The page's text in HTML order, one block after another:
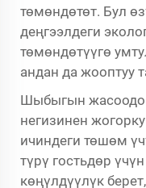
төмөндөтөт. Бул
деңгээлдеги
төмөндөтүүгө
андан да жооптуу
Шыбыгын жасоодо
негизинен
ичиндеги төшөм
түрү гостьдөр
көңүлдүүлүк